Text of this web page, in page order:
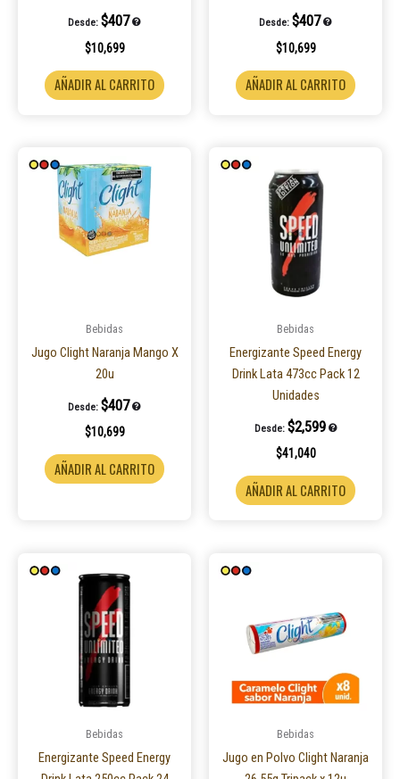
Desde: $407
$10,699
AÑADIR AL CARRITO
Desde: $407
$10,699
AÑADIR AL CARRITO
Bebidas
Jugo Clight Naranja Mango X
20u
Desde: $407
$10,699
AÑADIR AL CARRITO
Bebidas
Energizante Speed Energy
Drink Lata 473cc Pack 12
Unidades
Desde: $2,599
$41,040
AÑADIR AL CARRITO
Bebidas
Energizante Speed Energy
Bebidas
Jugo en Polvo Clight Naranja